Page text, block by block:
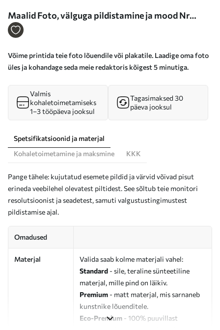
Maalid Foto, välguga pildistamine ja mood Nr
s33437
Võime printida teie foto lõuendile või plakatile. Laadige oma foto
üles ja kohandage seda meie redaktoris kõigest 5 minutiga.
Valmis
kohaletoimetamiseks
1–3 tööpäeva jooksul
Tagasimaksed 30
päeva jooksul
Spetsifikatsioonid ja materjal
Kohaletoimetamine ja maksmine
KKK
Pange tähele: kujutatud esemete pildid ja värvid võivad pisut
erineda veebilehel olevatest piltidest. See sõltub teie monitori
resolutsioonist ja seadetest, samuti valgustustingimustest
pildistamise ajal.
Omadused
Materjal
Valida saab kolme materjali vahel:
Standard - sile, teraline sünteetiline
materjal, mille pind on läikiv.
Premium - matt materjal, mis sarnaneb
kunstnike lõuenditele.
Eco-Premium - 100% puuvillast